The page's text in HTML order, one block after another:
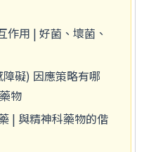
作用 | 好菌、壞菌、
礙) 因應策略有哪
物
| 與精神科藥物的偕